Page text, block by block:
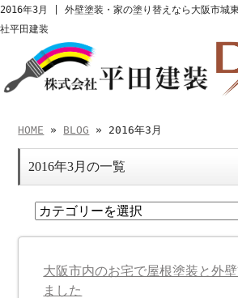
2016年3月 | 外壁塗装・家の塗り替えなら大阪市城
社平田建装
HOME » BLOG » 2016年3月
2016年3月の一覧
大阪市内のお宅で屋根塗装と外
ました